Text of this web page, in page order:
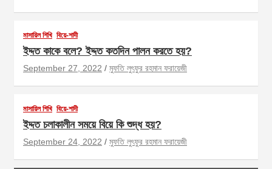
মাসায়িল শিখি বিয়ে-শাদী
ইদ্দত কাকে বলে? ইদ্দত কতদিন পালন করতে হয়?
September 27, 2022 মুফতি লুৎফুর রহমান ফরায়েজী
মাসায়িল শিখি বিয়ে-শাদী
ইদ্দত চলাকালীন সময়ে বিয়ে কি শুদ্ধ হয়?
September 24, 2022 মুফতি লুৎফুর রহমান ফরায়েজী